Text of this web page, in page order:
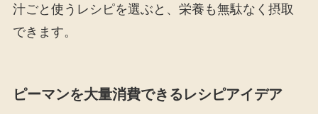
汁ごと使うレシピを選ぶと、栄養も無駄なく摂取
できます。
ピーマンを大量消費できるレシピアイデア